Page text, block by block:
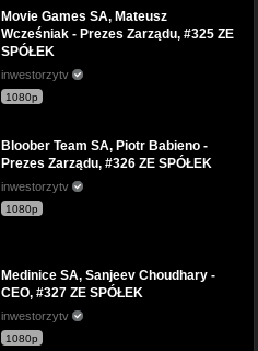
Movie Games SA, Mateusz
Wcześniak - Prezes Zarządu, #325 ZE
SPÓŁEK
inwestorzytv
1080p
Bloober Team SA, Piotr Babieno -
Prezes Zarządu, #326 ZE SPÓŁEK
inwestorzytv
1080p
Medinice SA, Sanjeev Choudhary -
CEO, #327 ZE SPÓŁEK
inwestorzytv
1080p